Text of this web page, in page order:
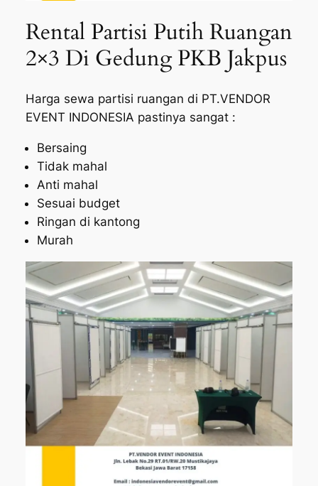
Rental Partisi Putih Ruangan
2×3 Di Gedung PKB Jakpus
Harga sewa partisi ruangan di PT.VENDOR
EVENT INDONESIA pastinya sangat :
Bersaing
Tidak mahal
Anti mahal
Sesuai budget
Ringan di kantong
Murah